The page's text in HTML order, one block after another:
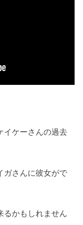
イケーさんの過去
ガさんに彼女がで
るかもしれません